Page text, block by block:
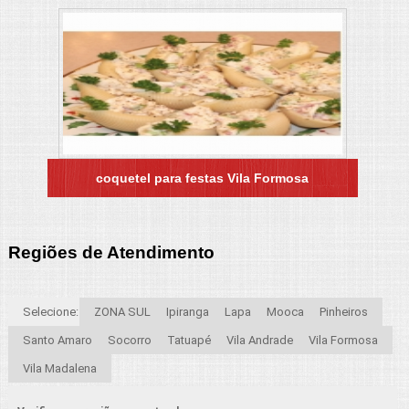
coquetel para festas Vila Formosa
Regiões de Atendimento
Selecione: ZONA SUL Ipiranga Lapa Mooca Pinheiros
Santo Amaro Socorro Tatuapé Vila Andrade Vila Formosa
Vila Madalena